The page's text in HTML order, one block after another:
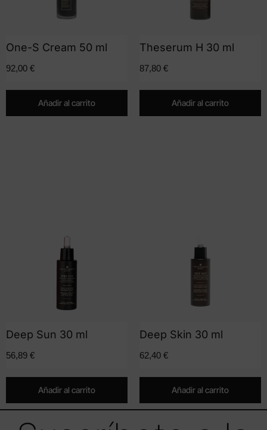
One-S Cream 50 ml
92,00 €
Añadir al carrito
Theserum H 30 ml
87,80 €
Añadir al carrito
Deep Sun 30 ml
56,89 €
Añadir al carrito
Deep Skin 30 ml
62,40 €
Añadir al carrito